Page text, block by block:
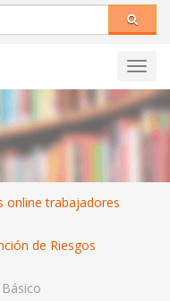
online trabajadores
de Riesgos